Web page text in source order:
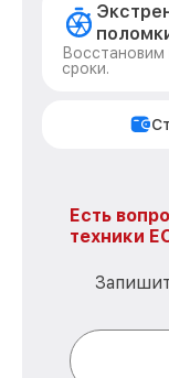
Восстановим
сроки.
Есть
техники